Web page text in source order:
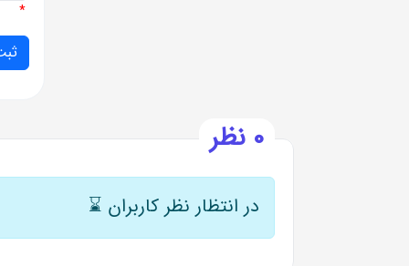
*
0 نظر
در انتظار نظر کاربران ⌛